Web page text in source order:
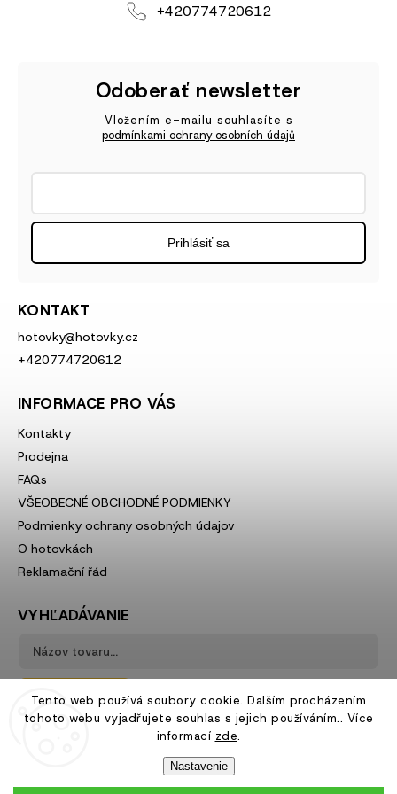
Tento web používá soubory cookie. Dalším procházením
tohoto webu vyjadřujete souhlas s jejich používáním.. Více
informací zde.
Nastavenie
+420774720612
KONTAKT
hotovky@hotovky.cz
+420774720612
INFORMACE PRO VÁS
Kontakty
Prodejna
FAQs
VŠEOBECNÉ OBCHODNÉ PODMIENKY
Podmienky ochrany osobných údajov
O hotovkách
Reklamační řád
VYHĽADÁVANIE
Hľadať
Odoberať newsletter
Vložením e-mailu souhlasíte s
podmínkami ochrany osobních údajů
Prihlásiť sa